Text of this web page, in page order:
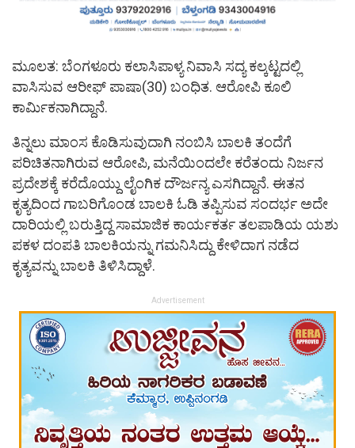
ಮೂಲತ: ಬೆಂಗಳೂರು ಕಲಾಸಿಪಾಳ್ಯ ನಿವಾಸಿ ಸದ್ಯ ಕಲ್ಕಟ್ಟದಲ್ಲಿ
ವಾಸಿಸುವ ಆರೀಫ್ ಪಾಷಾ(30) ಬಂಧಿತ. ಆರೋಪಿ ಕೂಲಿ
ಕಾರ್ಮಿಕನಾಗಿದ್ದಾನೆ.
ತಿನ್ನಲು ಮಾಂಸ ಕೊಡಿಸುವುದಾಗಿ ನಂಬಿಸಿ ಬಾಲಕಿ ತಂದೆಗೆ
ಪರಿಚಿತನಾಗಿರುವ ಆರೋಪಿ, ಮನೆಯಿಂದಲೇ ಕರೆತಂದು ನಿರ್ಜನ
ಪ್ರದೇಶಕ್ಕೆ ಕರೆದೊಯ್ದು ಲೈಂಗಿಕ ದೌರ್ಜನ್ಯ ಎಸಗಿದ್ದಾನೆ. ಈತನ
ಕೃತ್ಯದಿಂದ ಗಾಬರಿಗೊಂಡ ಬಾಲಕಿ ಓಡಿ ತಪ್ಪಿಸುವ ಸಂದರ್ಭ ಅದೇ
ದಾರಿಯಲ್ಲಿ ಬರುತ್ತಿದ್ದ ಸಾಮಾಜಿಕ ಕಾರ್ಯಕರ್ತ ತಲಪಾಡಿಯ ಯಶು
ಪಕಳ ದಂಪತಿ ಬಾಲಕಿಯನ್ನು ಗಮನಿಸಿದ್ದು ಕೇಳಿದಾಗ ನಡೆದ
ಕೃತ್ಯವನ್ನು ಬಾಲಕಿ ತಿಳಿಸಿದ್ದಾಳೆ.
Advertisement